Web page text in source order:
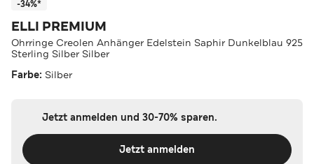
-34%*
ELLI PREMIUM
Ohrringe Creolen Anhänger Edelstein Saphir Dunkelblau 925
Sterling Silber Silber
Farbe: Silber
Jetzt anmelden und 30-70% sparen.
Jetzt anmelden